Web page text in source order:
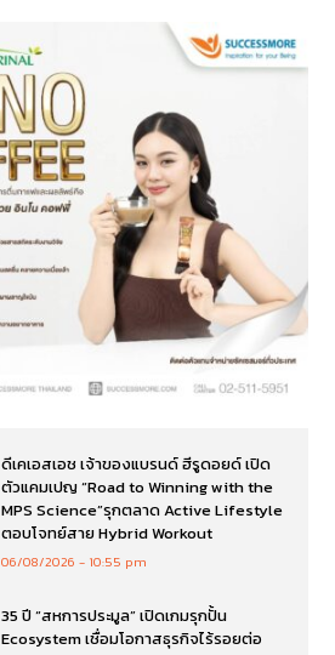
ดีเคเอสเอช เจ้าของแบรนด์ ฮีรูดอยด์ เปิด
ตัวแคมเปญ “Road to Winning with the
MPS Science”รุกตลาด Active Lifestyle
ตอบโจทย์สาย Hybrid Workout
06/08/2026 10:55 pm
35 ปี “สหการประมูล” เปิดเกมรุกปั้น
Ecosystem เชื่อมโอกาสธุรกิจไร้รอยต่อ